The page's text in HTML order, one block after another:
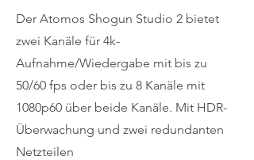
Der Atomos Shogun Studio 2 bietet
zwei Kanäle für 4k-
Aufnahme/Wiedergabe mit bis zu
50/60 fps oder bis zu 8 Kanäle mit
1080p60 über beide Kanäle. Mit HDR-
Überwachung und zwei redundanten
Netzteilen